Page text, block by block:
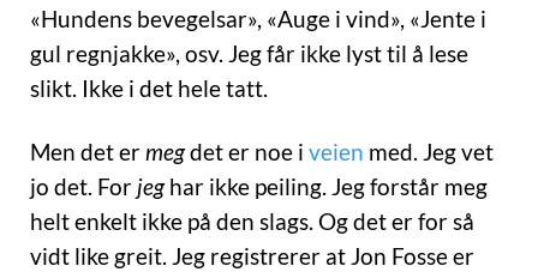
«Hundens bevegelsar», «Auge i vind», «Jente i
gul regnjakke», osv. Jeg får ikke lyst til å lese
slikt. Ikke i det hele tatt.
Men det ermegdet er noe i veien med. Jeg vet
jo det. For jeghar ikke peiling. Jeg forstår meg
helt enkelt ikke på den slags. Og det er for så
vidt like greit. Jeg registrerer at Jon Fosse er